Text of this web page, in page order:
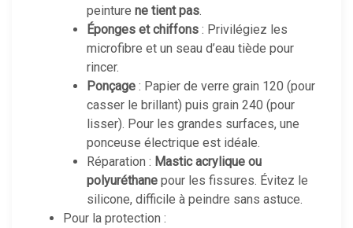
peinture ne tient pas.
Éponges et chiffons : Privilégiez les
microfibre et un seau d’eau tiède pour
rincer.
Ponçage : Papier de verre grain 120 (pour
casser le brillant) puis grain 240 (pour
lisser). Pour les grandes surfaces, une
ponceuse électrique est idéale.
Réparation : Mastic acrylique ou
polyuréthane pour les fissures. Évitez le
silicone, difficile à peindre sans astuce.
Pour la protection :